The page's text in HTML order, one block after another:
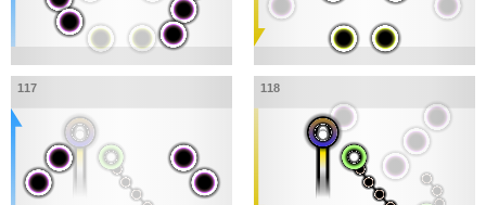
117 118